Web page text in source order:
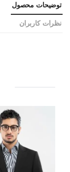
توضیحات محصول
نظرات کاربران